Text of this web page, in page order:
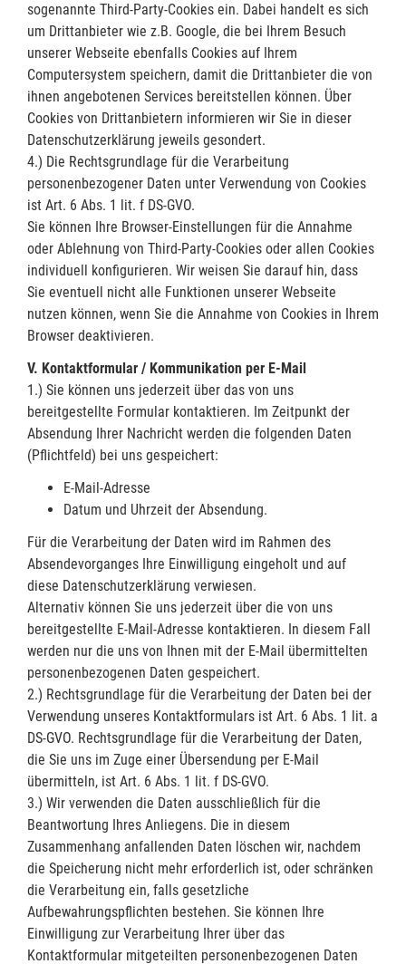
sogenannte Third-Party-Cookies ein. Dabei handelt es sich
um Drittanbieter wie z.B. Google, die bei Ihrem Besuch
unserer Webseite ebenfalls Cookies auf Ihrem
Computersystem speichern, damit die Drittanbieter die von
ihnen angebotenen Services bereitstellen können. Über
Cookies von Drittanbietern informieren wir Sie in dieser
Datenschutzerklärung jeweils gesondert.
4.) Die Rechtsgrundlage für die Verarbeitung
personenbezogener Daten unter Verwendung von Cookies
ist Art. 6 Abs. 1 lit. f DS-GVO.
Sie können Ihre Browser-Einstellungen für die Annahme
oder Ablehnung von Third-Party-Cookies oder allen Cookies
individuell konfigurieren. Wir weisen Sie darauf hin, dass
Sie eventuell nicht alle Funktionen unserer Webseite
nutzen können, wenn Sie die Annahme von Cookies in Ihrem
Browser deaktivieren.
V. Kontaktformular / Kommunikation per E-Mail
1.) Sie können uns jederzeit über das von uns
bereitgestellte Formular kontaktieren. Im Zeitpunkt der
Absendung Ihrer Nachricht werden die folgenden Daten
(Pflichtfeld) bei uns gespeichert:
E-Mail-Adresse
Datum und Uhrzeit der Absendung.
Für die Verarbeitung der Daten wird im Rahmen des
Absendevorganges Ihre Einwilligung eingeholt und auf
diese Datenschutzerklärung verwiesen.
Alternativ können Sie uns jederzeit über die von uns
bereitgestellte E-Mail-Adresse kontaktieren. In diesem Fall
werden nur die uns von Ihnen mit der E-Mail übermittelten
personenbezogenen Daten gespeichert.
2.) Rechtsgrundlage für die Verarbeitung der Daten bei der
Verwendung unseres Kontaktformulars ist Art. 6 Abs. 1 lit. a
DS-GVO. Rechtsgrundlage für die Verarbeitung der Daten,
die Sie uns im Zuge einer Übersendung per E-Mail
übermitteln, ist Art. 6 Abs. 1 lit. f DS-GVO.
3.) Wir verwenden die Daten ausschließlich für die
Beantwortung Ihres Anliegens. Die in diesem
Zusammenhang anfallenden Daten löschen wir, nachdem
die Speicherung nicht mehr erforderlich ist, oder schränken
die Verarbeitung ein, falls gesetzliche
Aufbewahrungspflichten bestehen. Sie können Ihre
Einwilligung zur Verarbeitung Ihrer über das
Kontaktformular mitgeteilten personenbezogenen Daten